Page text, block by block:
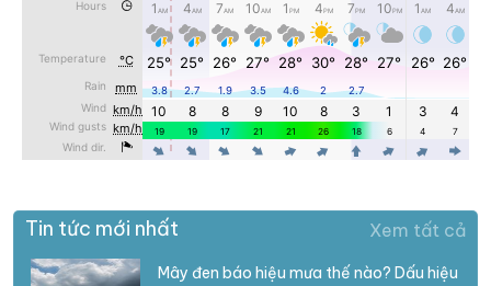
Tin tức mới nhất Xem tất cả
Mây đen báo hiệu mưa thế nào? Dấu hiệu